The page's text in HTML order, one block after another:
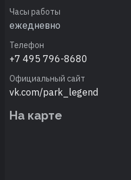
Часы работы
ежедневно
Телефон
+7 495 796-8680
Официальный сайт
vk.com/park_legend
На карте